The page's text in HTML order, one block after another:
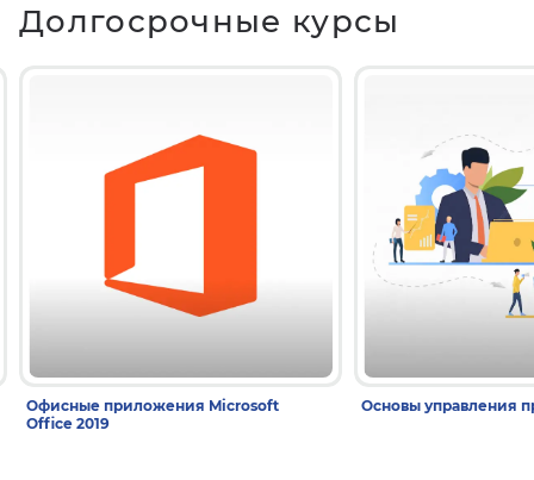
Долгосрочные курсы
Офисные приложения Microsoft
Office 2019
Основы управления